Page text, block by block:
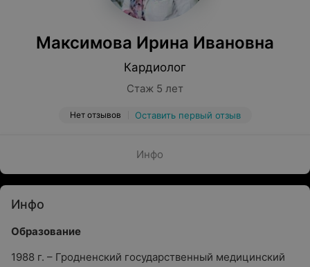
Максимова Ирина Ивановна
Кардиолог
Стаж 5 лет
Нет отзывов Оставить первый отзыв
Инфо
Инфо
Образование
1988 г. – Гродненский государственный медицинский